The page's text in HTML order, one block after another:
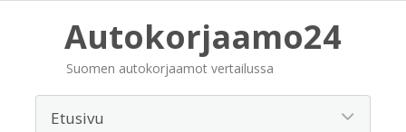
Autokorjaamo24
Suomen autokorjaamot vertailussa